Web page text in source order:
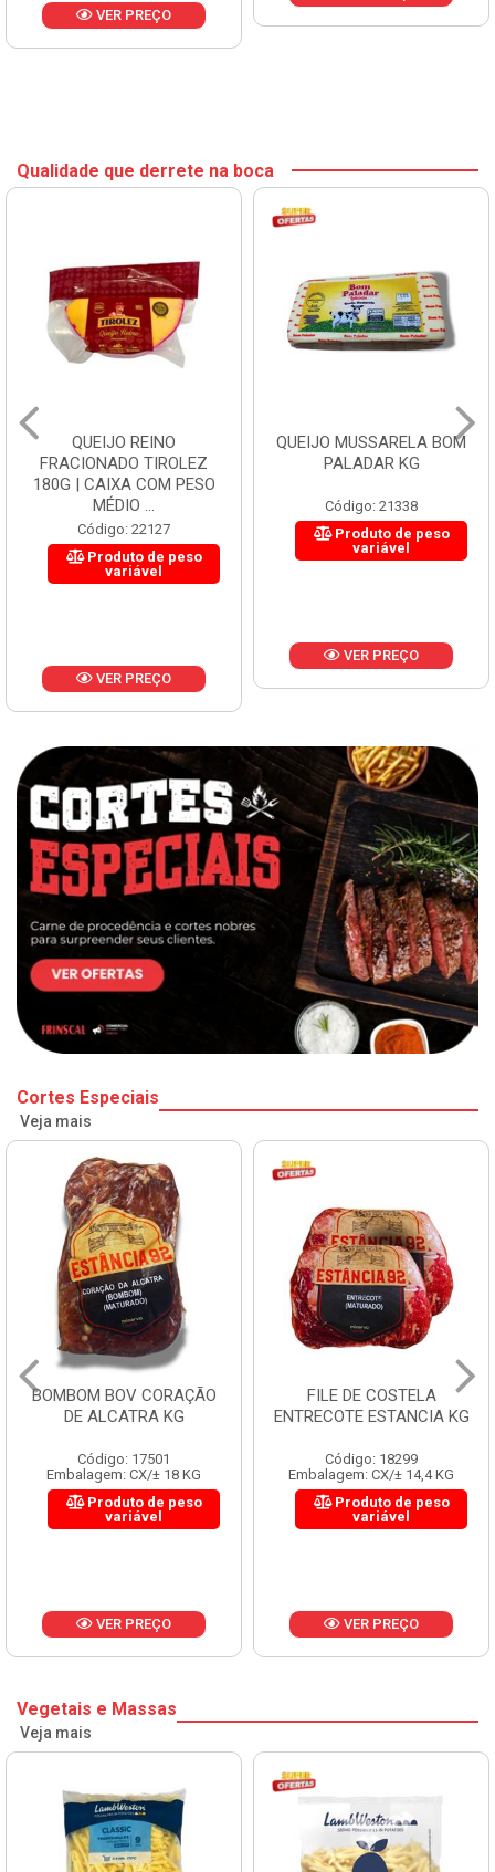
VER PREÇO
Qualidade que derrete na boca
QUEIJO REINO
FRACIONADO TIROLEZ
180G | CAIXA COM PESO
MÉDIO ...
Código: 22127
Produto de peso
variável
VER PREÇO
QUEIJO MUSSARELA BOM
PALADAR KG
Código: 21338
Produto de peso
variável
VER PREÇO
Cortes Especiais
Veja mais
BOMBOM BOV CORAÇÃO
DE ALCATRA KG
Código: 17501
Embalagem: CX/± 18 KG
Produto de peso
variável
VER PREÇO
FILE DE COSTELA
ENTRECOTE ESTANCIA KG
Código: 18299
Embalagem: CX/± 14,4 KG
Produto de peso
variável
VER PREÇO
Vegetais e Massas
Veja mais